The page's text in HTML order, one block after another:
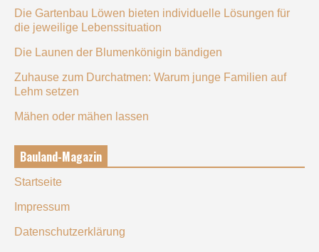
Die Gartenbau Löwen bieten individuelle Lösungen für
die jeweilige Lebenssituation
Die Launen der Blumenkönigin bändigen
Zuhause zum Durchatmen: Warum junge Familien auf
Lehm setzen
Mähen oder mähen lassen
Bauland-Magazin
Startseite
Impressum
Datenschutzerklärung